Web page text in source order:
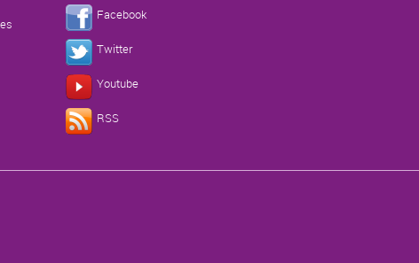
Facebook
Twitter
Youtube
RSS